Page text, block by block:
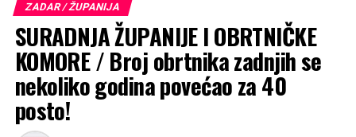
ZADAR / ŽUPANIJA
SURADNJA ŽUPANIJE I OBRTNIČKE
KOMORE / Broj obrtnika zadnjih se
nekoliko godina povećao za 40
posto!